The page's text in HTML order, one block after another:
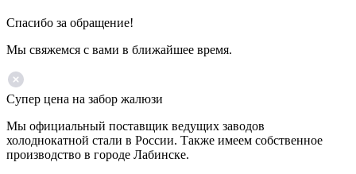
Спасибо за обращение!
Мы свяжемся с вами в ближайшее время.
Супер цена на забор жалюзи
Мы официальный поставщик ведущих заводов
холоднокатной стали в России. Также имеем собственное
производство в городе Лабинске.